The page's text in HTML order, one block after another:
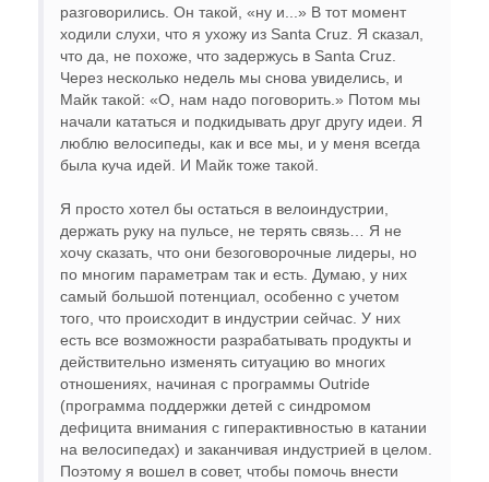
разговорились. Он такой, «ну и...» В тот момент
ходили слухи, что я ухожу из Santa Cruz. Я сказал,
что да, не похоже, что задержусь в Santa Cruz.
Через несколько недель мы снова увиделись, и
Майк такой: «О, нам надо поговорить.» Потом мы
начали кататься и подкидывать друг другу идеи. Я
люблю велосипеды, как и все мы, и у меня всегда
была куча идей. И Майк тоже такой.
Я просто хотел бы остаться в велоиндустрии,
держать руку на пульсе, не терять связь… Я не
хочу сказать, что они безоговорочные лидеры, но
по многим параметрам так и есть. Думаю, у них
самый большой потенциал, особенно с учетом
того, что происходит в индустрии сейчас. У них
есть все возможности разрабатывать продукты и
действительно изменять ситуацию во многих
отношениях, начиная с программы Outride
(программа поддержки детей с синдромом
дефицита внимания с гиперактивностью в катании
на велосипедах) и заканчивая индустрией в целом.
Поэтому я вошел в совет, чтобы помочь внести